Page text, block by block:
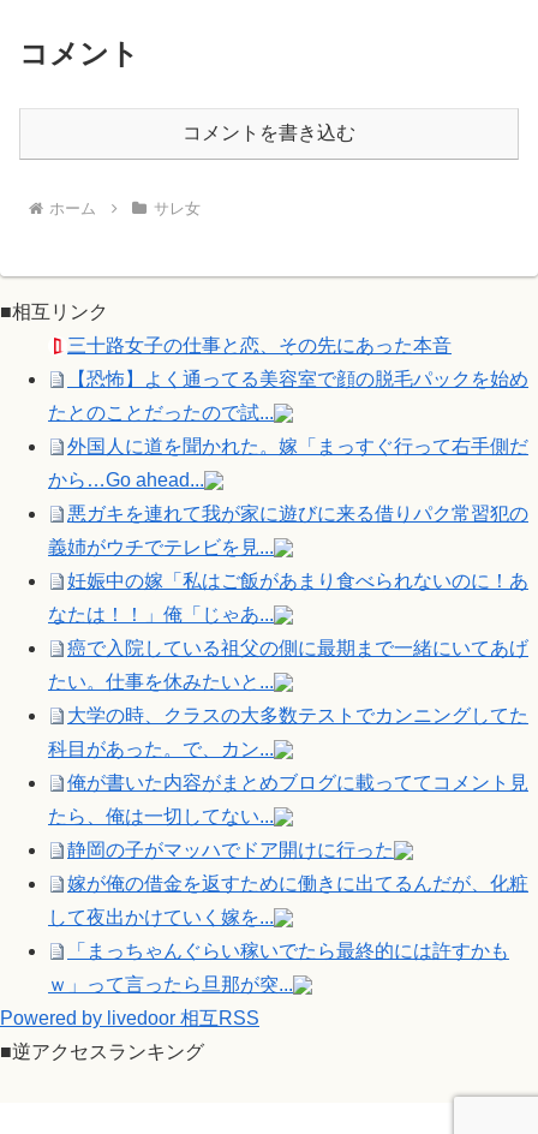
コメント
コメントを書き込む
ホーム サレ女
■相互リンク
三十路女子の仕事と恋、その先にあった本音
【恐怖】よく通ってる美容室で顔の脱毛パックを始め
たとのことだったので試...
外国人に道を聞かれた。嫁「まっすぐ行って右手側だ
から…Go ahead...
悪ガキを連れて我が家に遊びに来る借りパク常習犯の
義姉がウチでテレビを見...
妊娠中の嫁「私はご飯があまり食べられないのに！あ
なたは！！」俺「じゃあ...
癌で入院している祖父の側に最期まで一緒にいてあげ
たい。仕事を休みたいと...
大学の時、クラスの大多数テストでカンニングしてた
科目があった。で、カン...
俺が書いた内容がまとめブログに載っててコメント見
たら、俺は一切してない...
静岡の子がマッハでドア開けに行った
嫁が俺の借金を返すために働きに出てるんだが、化粧
して夜出かけていく嫁を...
「まっちゃんぐらい稼いでたら最終的には許すかも
ｗ」って言ったら旦那が突...
Powered by livedoor 相互RSS
■逆アクセスランキング